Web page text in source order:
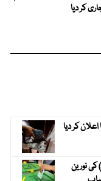
کر دیا
کر دیا
لیگ (ن) کی نورین